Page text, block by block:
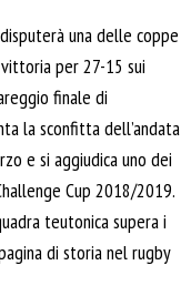
una delle coppe
per 27-15 sui
finale di
la sconfitta dell’andata
e si aggiudica uno dei
Cup 2018/2019.
teutonica supera i
di storia nel rugby